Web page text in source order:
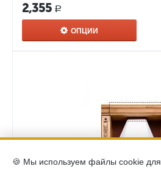
2,355 Р
ОПЦИИ
🍪 Мы используем файлы cookie